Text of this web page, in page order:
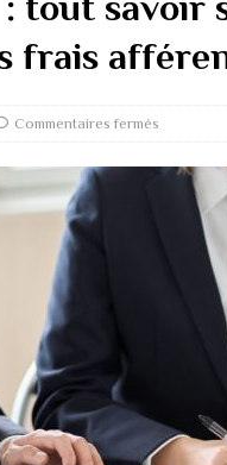
frais
Commentaires fermés